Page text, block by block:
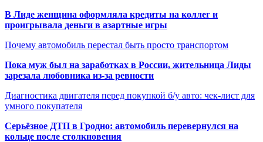
В Лиде женщина оформляла кредиты на коллег и
проигрывала деньги в азартные игры
Почему автомобиль перестал быть просто транспортом
Пока муж был на заработках в России, жительница Лиды
зарезала любовника из-за ревности
Диагностика двигателя перед покупкой б/у авто: чек-лист для
умного покупателя
Серьёзное ДТП в Гродно: автомобиль перевернулся на
кольце после столкновения